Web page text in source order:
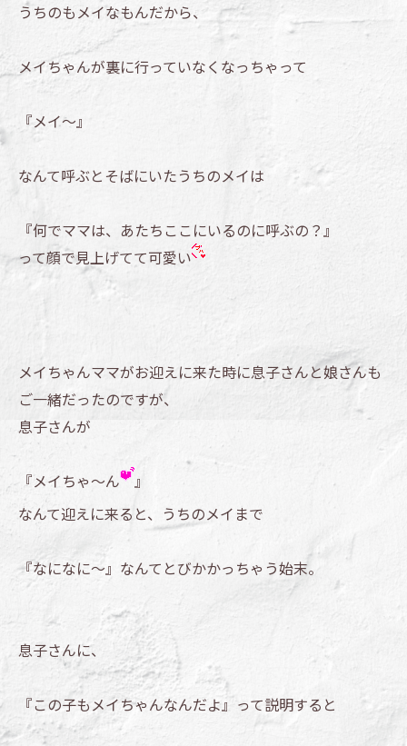
うちのもメイなもんだから、
メイちゃんが裏に行っていなくなっちゃって
『メイ～』
なんて呼ぶとそばにいたうちのメイは
『何でママは、あたちここにいるのに呼ぶの？』
って顔で見上げてて可愛い
メイちゃんママがお迎えに来た時に息子さんと娘さんも
ご一緒だったのですが、
息子さんが
『メイちゃ～ん
』
なんて迎えに来ると、うちのメイまで
『なになに～』なんてとびかかっちゃう始末。
息子さんに、
『この子もメイちゃんなんだよ』って説明すると